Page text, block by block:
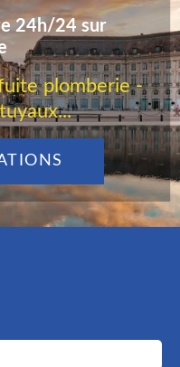
24h/24 sur
plomberie -